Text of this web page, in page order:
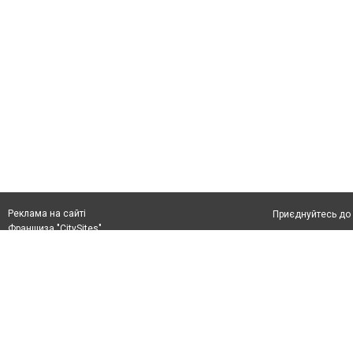
Реклама на сайті
Франшиза "CitySites"
Приєднуйтесь до